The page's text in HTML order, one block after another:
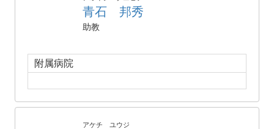
青石 邦秀
助教
附属病院
アケチ ユウジ